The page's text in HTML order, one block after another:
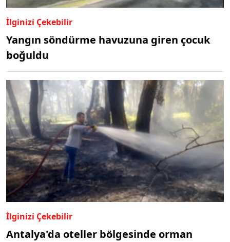
İlginizi Çekebilir
Yangın söndürme havuzuna giren çocuk
boğuldu
İlginizi Çekebilir
Antalya'da oteller bölgesinde orman